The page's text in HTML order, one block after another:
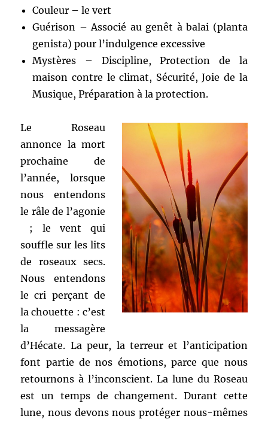
Couleur – le vert
Guérison – Associé au genêt à balai (planta
genista) pour l’indulgence excessive
Mystères – Discipline, Protection de la
maison contre le climat, Sécurité, Joie de la
Musique, Préparation à la protection.
Le Roseau
annonce la mort
prochaine de
l’année, lorsque
nous entendons
le râle de l’agonie
; le vent qui
souffle sur les lits
de roseaux secs.
Nous entendons
le cri perçant de
la chouette : c’est
la messagère
d’Hécate. La peur, la terreur et l’anticipation
font partie de nos émotions, parce que nous
retournons à l’inconscient. La lune du Roseau
est un temps de changement. Durant cette
lune, nous devons nous protéger nous-mêmes